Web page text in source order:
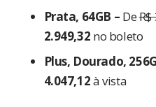
Prata, 64GB – De
2.949,32 no boleto
Plus, Dourado,
4.047,12à vista